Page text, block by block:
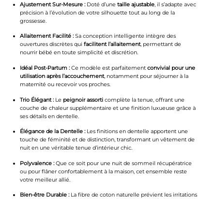
Ajustement Sur-Mesure :Doté d’une taille ajustable, il s’adapte avec
précision à l’évolution de votre silhouette tout au long de la
grossesse.
Allaitement Facilité :Sa conception intelligente intègre des
ouvertures discrètes qui facilitent l’allaitement, permettant de
nourrir bébé en toute simplicité et discrétion.
Idéal Post-Partum :Ce modèle est parfaitement convivial pour une
utilisation après l’accouchement, notamment pour séjourner à la
maternité ou recevoir vos proches.
Trio Élégant :Le peignoir assorticomplète la tenue, offrant une
couche de chaleur supplémentaire et une finition luxueuse grâce à
ses détails en dentelle.
Élégance de la Dentelle :Les finitions en dentelle apportent une
touche de féminité et de distinction, transformant un vêtement de
nuit en une véritable tenue d’intérieur chic.
Polyvalence :Que ce soit pour une nuit de sommeil récupératrice
ou pour flâner confortablement à la maison, cet ensemble reste
votre meilleur allié.
Bien-être Durable :La fibre de coton naturelle prévient les irritations